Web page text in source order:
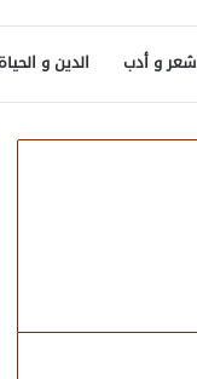
شعر و أدب الدين و الحياة